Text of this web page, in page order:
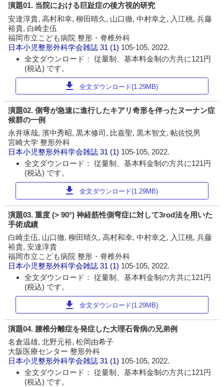
演題01. 当院における巨趾症の後方視的研究
安達淳貴, 高村和幸, 柳田晴久, 山口徹, 中村幸之, 入江桃, 兵藤
裕貴, 白崎圭伍
福岡市立こども病院 整形・脊椎外科
日本小児整形外科学会雑誌 31 (1) 105-105, 2022.
全文ダウンロード： 従量制、基本料金制の方共に121円
(税込) です。
download 全文ダウンロード(1.29MB)
演題02. 側弯が急速に進行したキアリ奇形を伴ったヌーナン症
候群の一例
永井琢哉, 濱中秀昭, 黒木修司, 比嘉聖, 黒木智文, 帖佐悦男
宮崎大学 整形外科
日本小児整形外科学会雑誌 31 (1) 105-105, 2022.
全文ダウンロード： 従量制、基本料金制の方共に121円
(税込) です。
download 全文ダウンロード(1.29MB)
演題03. 重度 (> 90°) 神経筋性側弯症に対して3rod法を用いた
手術成績
白崎圭伍, 山口徹, 柳田晴久, 高村和幸, 中村幸之, 入江桃, 兵藤
裕貴, 安達淳貴
福岡市立こども病院 整形・脊椎外科
日本小児整形外科学会雑誌 31 (1) 105-105, 2022.
全文ダウンロード： 従量制、基本料金制の方共に121円
(税込) です。
download 全文ダウンロード(1.29MB)
演題04. 腰椎分離症を発症した大理石骨病の兄弟例
名倉温雄, 北野元裕, 松岡由希子
大阪医療センター 整形外科
日本小児整形外科学会雑誌 31 (1) 105-105, 2022.
全文ダウンロード： 従量制、基本料金制の方共に121円
(税込) です。